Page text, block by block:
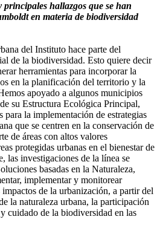
principales hallazgos que se han
en materia de biodiversidad
del Instituto hace parte del
de la biodiversidad. Esto quiere decir
herramientas para incorporar la
en la planificación del territorio y la
apoyado a algunos municipios
su Estructura Ecológica Principal,
para la implementación de estrategias
que se centren en la conservación de
de áreas con altos valores
protegidas urbanas en el bienestar de
las investigaciones de la línea se
basadas en la Naturaleza,
implementar y monitorear
de la urbanización, a partir del
la naturaleza urbana, la participación
cuidado de la biodiversidad en las